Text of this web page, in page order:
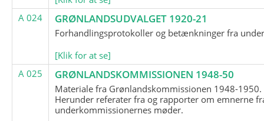
A 024
GRØNLANDSUDVALGET 1920-21
Forhandlingsprotokoller og betænkninger fra
[Klik for at se]
A 025
GRØNLANDSKOMMISSIONEN 1948-50
Materiale fra Grønlandskommissionen 1948-1950.
Herunder referater fra og rapporter om emnerne
underkommissionernes møder.